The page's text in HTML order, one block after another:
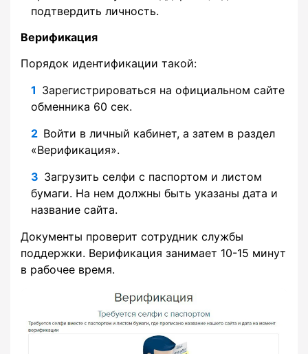
подтвердить личность.
Верификация
Порядок идентификации такой:
Зарегистрироваться на официальном сайте
обменника 60 сек.
Войти в личный кабинет, а затем в раздел
«Верификация».
Загрузить селфи с паспортом и листом
бумаги. На нем должны быть указаны дата и
название сайта.
Документы проверит сотрудник службы
поддержки. Верификация занимает 10-15 минут
в рабочее время.